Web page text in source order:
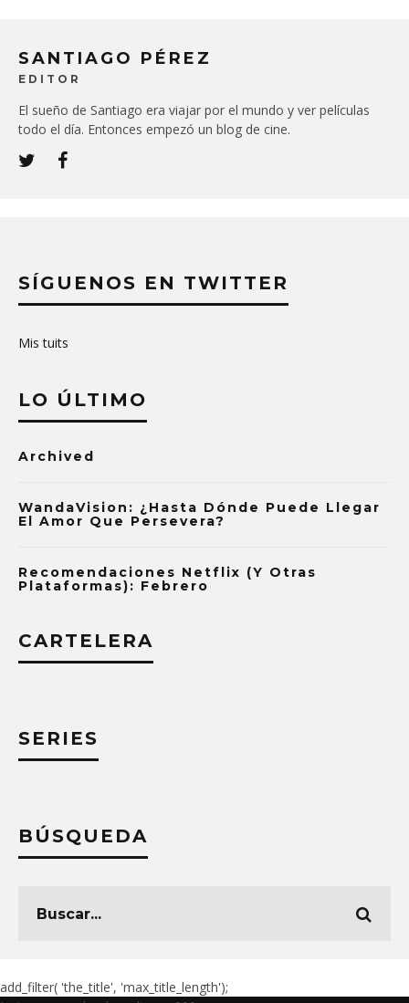
SANTIAGO PÉREZ
EDITOR
El sueño de Santiago era viajar por el mundo y ver películas
todo el día. Entonces empezó un blog de cine.
SÍGUENOS EN TWITTER
Mis tuits
LO ÚLTIMO
Archived
WandaVision: ¿Hasta Dónde Puede Llegar
El Amor Que Persevera?
Recomendaciones Netflix (y Otras
Plataformas): Febrero
CARTELERA
SERIES
BÚSQUEDA
add_filter( 'the_title', 'max_title_length');